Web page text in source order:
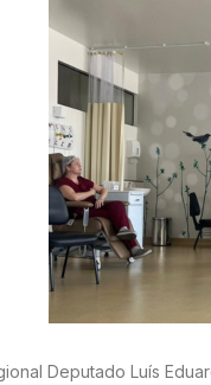
Deputado Luís